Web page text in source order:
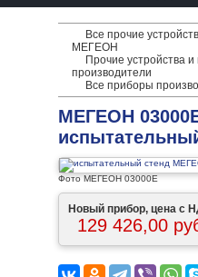
Все прочие
МЕГЕОН
Прочие устройства
производители
Все приборы
МЕГЕОН
Фото МЕГЕОН 03000E
Новый прибор, цена с
129 426,00